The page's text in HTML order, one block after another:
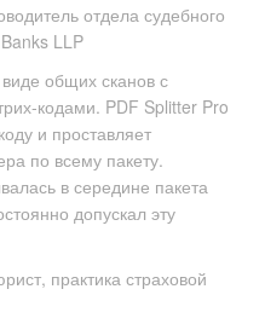
отдела судебного
LLP
общих сканов с
кодами. PDF Splitter Pro
и проставляет
по всему пакету.
в середине пакета
допускал эту
практика страховой